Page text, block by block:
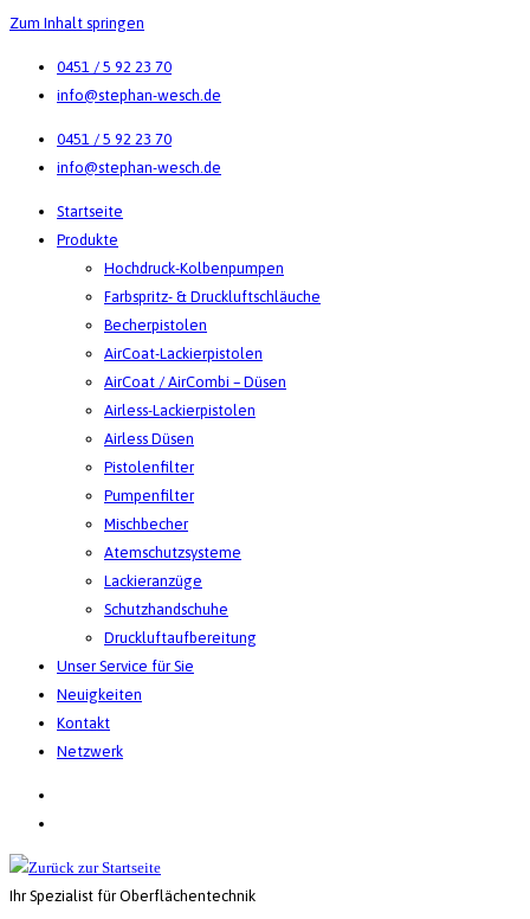
Zum Inhalt springen
0451 / 5 92 23 70
info@stephan-wesch.de
0451 / 5 92 23 70
info@stephan-wesch.de
Startseite
Produkte
Hochdruck-Kolbenpumpen
Farbspritz- & Druckluftschläuche
Becherpistolen
AirCoat-Lackierpistolen
AirCoat / AirCombi – Düsen
Airless-Lackierpistolen
Airless Düsen
Pistolenfilter
Pumpenfilter
Mischbecher
Atemschutzsysteme
Lackieranzüge
Schutzhandschuhe
Druckluftaufbereitung
Unser Service für Sie
Neuigkeiten
Kontakt
Netzwerk
Ihr Spezialist für Oberflächentechnik